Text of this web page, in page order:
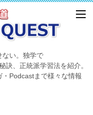
ない。独学で
、正統派学習法を紹介。
Podcastまで様々な情報